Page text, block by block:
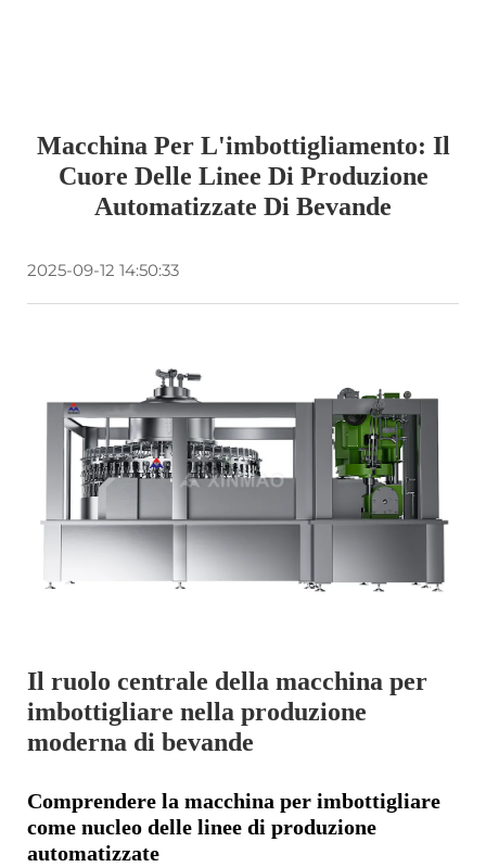
Macchina Per L'imbottigliamento: Il
Cuore Delle Linee Di Produzione
Automatizzate Di Bevande
2025-09-12 14:50:33
Il ruolo centrale della macchina per
imbottigliare nella produzione
moderna di bevande
Comprendere la macchina per imbottigliare
come nucleo delle linee di produzione
automatizzate